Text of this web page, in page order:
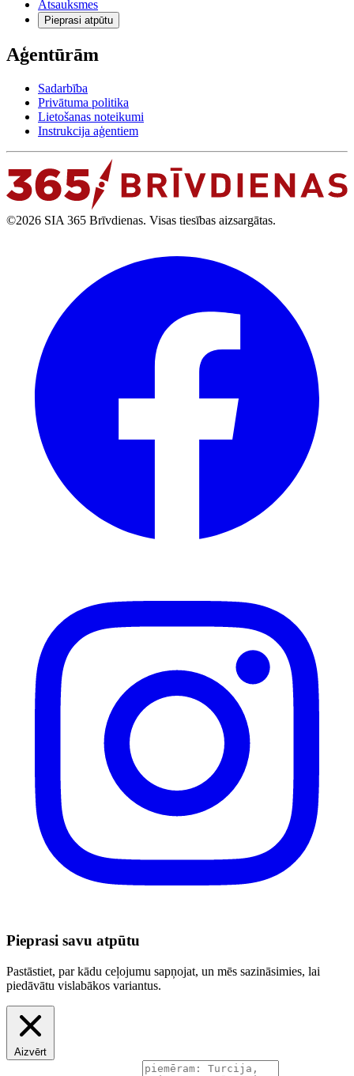
Atsauksmes
Pieprasi atpūtu
Aģentūrām
Sadarbība
Privātuma politika
Lietošanas noteikumi
Instrukcija aģentiem
©2026 SIA 365 Brīvdienas. Visas tiesības aizsargātas.
Pieprasi savu atpūtu
Pastāstiet, par kādu ceļojumu sapņojat, un mēs sazināsimies, lai
piedāvātu vislabākos variantus.
Aizvērt